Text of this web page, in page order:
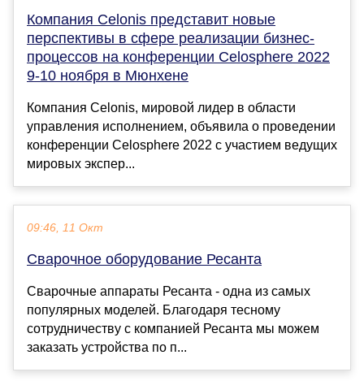
Компания Celonis представит новые
перспективы в сфере реализации бизнес-
процессов на конференции Celosphere 2022
9-10 ноября в Мюнхене
Компания Celonis, мировой лидер в области
управления исполнением, объявила о проведении
конференции Celosphere 2022 с участием ведущих
мировых экспер...
09:46, 11 Окт
Сварочное оборудование Ресанта
Сварочные аппараты Ресанта - одна из самых
популярных моделей. Благодаря тесному
сотрудничеству с компанией Ресанта мы можем
заказать устройства по п...